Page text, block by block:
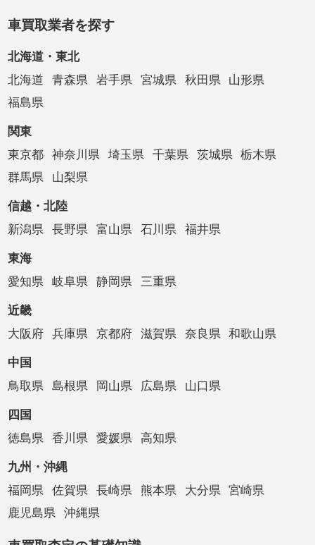
車買取業者を探す
北海道・東北
北海道
青森県 岩手県 宮城県 秋田県
山形県
福島県
関東
東京都
神奈川県 埼玉県 千葉県 茨城県
栃木県
群馬県
山梨県
信越・北陸
新潟県
長野県 富山県 石川県 福井県
東海
愛知県
岐阜県 静岡県 三重県
近畿
大阪府
兵庫県 京都府 滋賀県 奈良県 和歌山県
中国
鳥取県
島根県 岡山県 広島県 山口県
四国
徳島県
香川県 愛媛県 高知県
九州・沖縄
福岡県
佐賀県 長崎県 熊本県 大分県
宮崎県
鹿児島県
沖縄県